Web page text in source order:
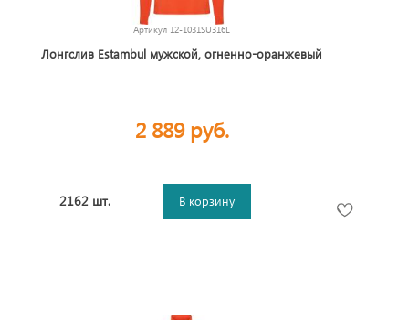
Артикул 12-1031SU316L
Лонгслив Estambul мужской, огненно-оранжевый
2 889 руб.
2162 шт. В корзину